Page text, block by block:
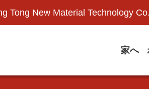
Tong New Material Technology
家へ